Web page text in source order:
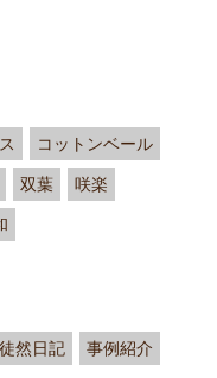
コットンベール
双葉 咲楽
然日記 事例紹介